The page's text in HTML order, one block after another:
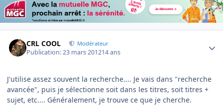
CRL COOL Modérateur
Publication:23 mars 201214 ans
J'utilise assez souvent la recherche.... Je vais dans "recherche
avancée", puis je sélectionne soit dans les titres, soit titres +
sujet, etc.... Généralement, je trouve ce que je cherche.